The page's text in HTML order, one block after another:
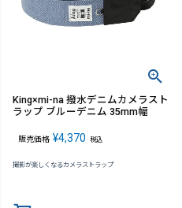
King×mi-na 撥水デニムカメラスト
ラップ ブルーデニム 35mm幅
販売価格 ¥4,370 税込
撮影が楽しくなるカメラストラップ